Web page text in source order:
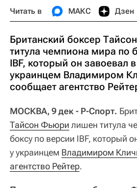
Читать в МАКС Дзен
Британский боксер
титула чемпиона мира по
IBF, который он завоевал
украинцем Владимиром
сообщает агентство
МОСКВА, 9 дек - Р-Спорт.
Тайсон Фьюри лишен титула
боксу по версии IBF, который
у украинцем Владимиром
агентство Рейтер.